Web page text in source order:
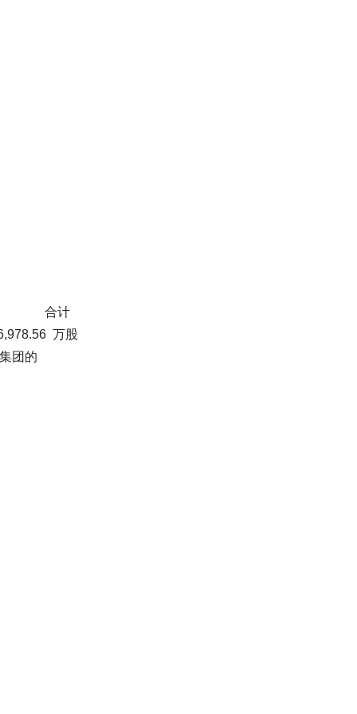
合计
万股
团的